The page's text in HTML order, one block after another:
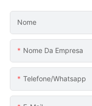
Nome
Nome Da Empresa
Telefone/whatsapp